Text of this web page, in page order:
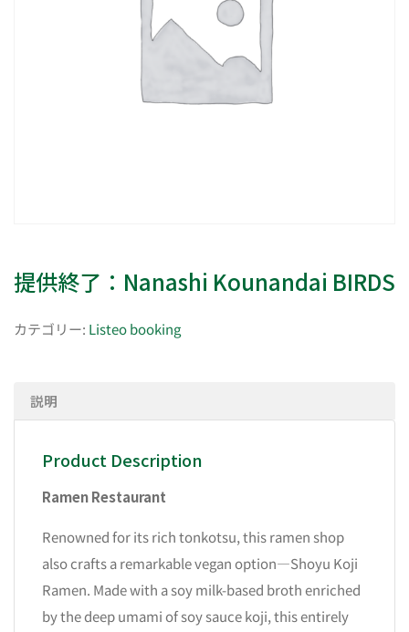
提供終了：Nanashi Kounandai BIRDS
カテゴリー: Listeo booking
説明
Product Description
Ramen Restaurant
Renowned for its rich tonkotsu, this ramen shop
also crafts a remarkable vegan option—Shoyu Koji
Ramen. Made with a soy milk-based broth enriched
by the deep umami of soy sauce koji, this entirely